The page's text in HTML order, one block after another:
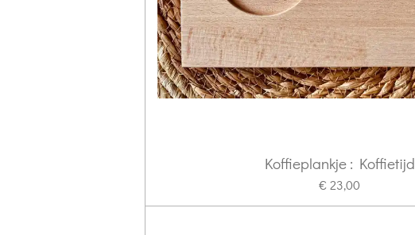
Koffieplankje : Koffietijd
€ 23,00